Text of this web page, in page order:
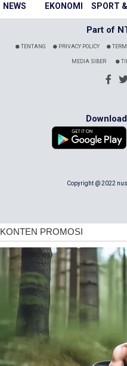
NEWS EKONOMI SPORT
Part of
TENTANG PRIVACY POLICY
MEDIA SIBER
Copyright @ 2022